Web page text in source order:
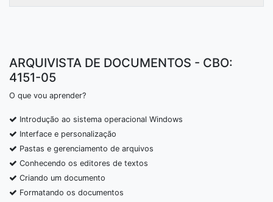
ARQUIVISTA DE DOCUMENTOS - CBO:
4151-05
O que vou aprender?
Introdução ao sistema operacional Windows
Interface e personalização
Pastas e gerenciamento de arquivos
Conhecendo os editores de textos
Criando um documento
Formatando os documentos